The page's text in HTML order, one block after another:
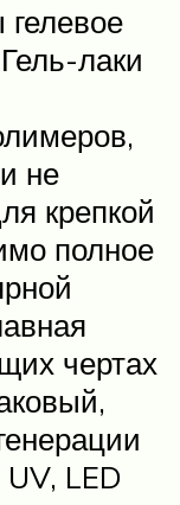
лаки
не
крепкой
полное
чертах
LED